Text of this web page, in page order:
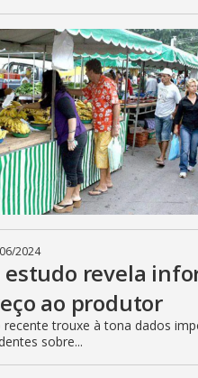
2024
estudo revela
ao produtor
recente trouxe à tona dados
sobre...